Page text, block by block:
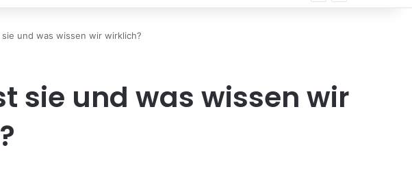
und was wissen wir wirklich?
sie und was wissen wir